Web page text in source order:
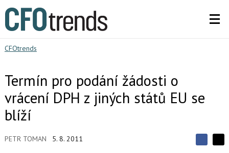
CFOtrends
Termín pro podání žádosti o
vrácení DPH z jiných států EU se
blíží
PETR TOMAN 5. 8. 2011
SS